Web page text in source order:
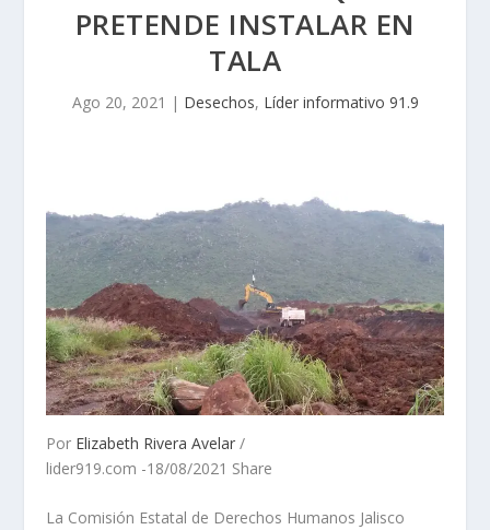
PRETENDE INSTALAR EN
TALA
Ago 20, 2021 | Desechos, Líder informativo 91.9
Por Elizabeth Rivera Avelar /
lider919.com -18/08/2021 Share
La Comisión Estatal de Derechos Humanos Jalisco